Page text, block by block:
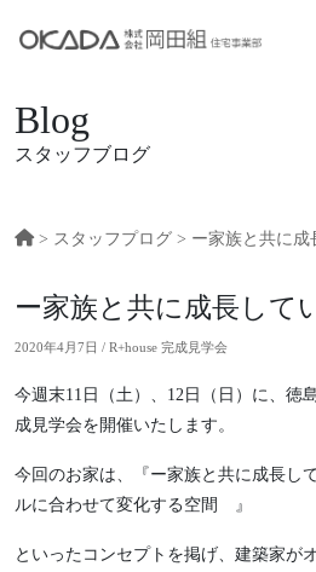
Blog
スタッフブログ
> スタッフプログ > ー家族と共に成
ー家族と共に成長して
2020年4月7日 / R+house 完成見学会
今週末11日（土）、12日（日）に、徳
成見学会を開催いたします。
今回のお家は、『ー家族と共に成長
ルに合わせて変化する空間 』
といったコンセプトを掲げ、建築家が